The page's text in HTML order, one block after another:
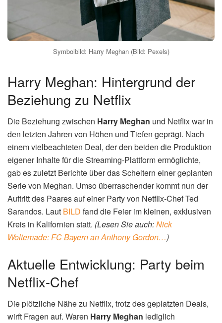
Symbolbild: Harry Meghan (Bild: Pexels)
Harry Meghan: Hintergrund der
Beziehung zu Netflix
Die Beziehung zwischen Harry Meghan und Netflix war in
den letzten Jahren von Höhen und Tiefen geprägt. Nach
einem vielbeachteten Deal, der den beiden die Produktion
eigener Inhalte für die Streaming-Plattform ermöglichte,
gab es zuletzt Berichte über das Scheitern einer geplanten
Serie von Meghan. Umso überraschender kommt nun der
Auftritt des Paares auf einer Party von Netflix-Chef Ted
Sarandos. Laut BILD fand die Feier im kleinen, exklusiven
Kreis in Kalifornien statt. (Lesen Sie auch:Nick
Woltemade: FC Bayern an Anthony Gordon…)
Aktuelle Entwicklung: Party beim
Netflix-Chef
Die plötzliche Nähe zu Netflix, trotz des geplatzten Deals,
wirft Fragen auf. Waren Harry Meghan lediglich